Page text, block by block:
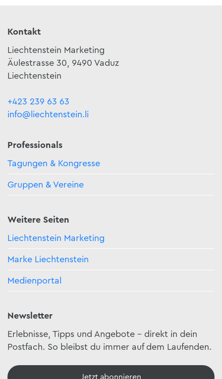
Kontakt
Liechtenstein Marketing
Äulestrasse 30, 9490 Vaduz
Liechtenstein
+423 239 63 63
info@liechtenstein.li
Professionals
Tagungen & Kongresse
Gruppen & Vereine
Weitere Seiten
Liechtenstein Marketing
Marke Liechtenstein
Medienportal
Newsletter
Erlebnisse, Tipps und Angebote – direkt in dein
Postfach. So bleibst du immer auf dem Laufenden.
Jetzt abonnieren